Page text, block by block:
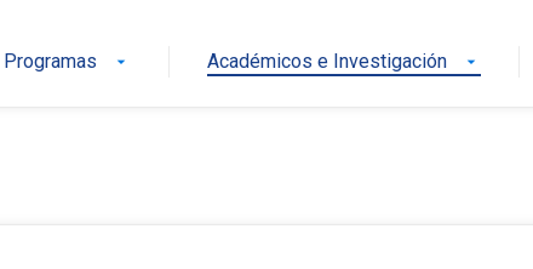
Programas arrow_drop_down Académicos e Investigación arrow_drop_down